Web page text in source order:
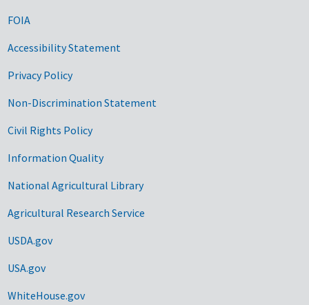
FOIA
Accessibility Statement
Privacy Policy
Non-Discrimination Statement
Civil Rights Policy
Information Quality
National Agricultural Library
Agricultural Research Service
USDA.gov
USA.gov
WhiteHouse.gov